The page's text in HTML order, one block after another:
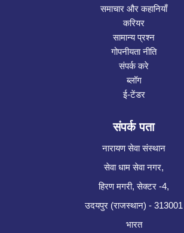
समाचार और कहानियाँ
करियर
सामान्य प्रश्न
गोपनीयता नीति
संपर्क करे
ब्लॉग
ई-टेंडर
संपर्क पता
नारायण सेवा संस्थान
सेवा धाम सेवा नगर,
हिरण मगरी, सेक्टर -4,
उदयपुर (राजस्थान) - 313001
भारत